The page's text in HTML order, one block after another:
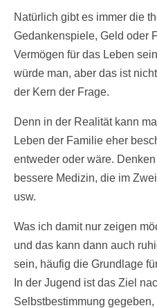
Natürlich gibt es immer die
Gedankenspiele, Geld oder
Vermögen für das Leben
würde man, aber das ist
der Kern der Frage.
Denn in der Realität kann
Leben der Familie eher
entweder oder wäre.
bessere Medizin, die im
usw.
Was ich damit nur zeigen
und das kann dann auch
sein, häufig die Grundlage
In der Jugend ist das Ziel
Selbstbestimmung